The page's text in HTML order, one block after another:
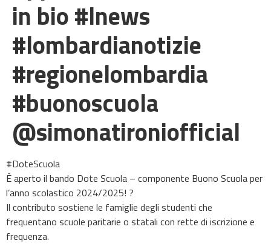
in bio #lnews
#lombardianotizie
#regionelombardia
#buonoscuola
@simonatironiofficial
#DoteScuola
È aperto il bando Dote Scuola – componente Buono Scuola per
l’anno scolastico 2024/2025! ?
Il contributo sostiene le famiglie degli studenti che
frequentano scuole paritarie o statali con rette di iscrizione e
frequenza.